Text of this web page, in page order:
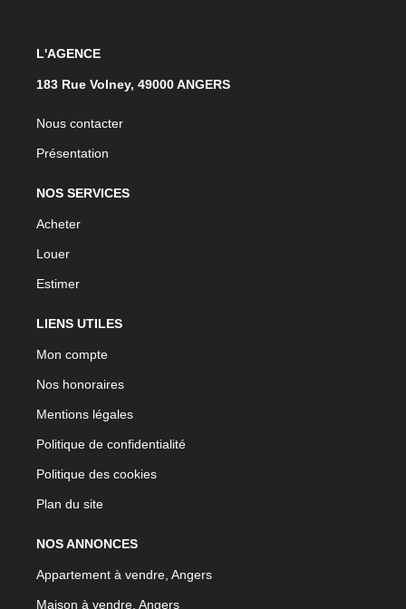
L'AGENCE
183 Rue Volney, 49000 ANGERS
Nous contacter
Présentation
NOS SERVICES
Acheter
Louer
Estimer
LIENS UTILES
Mon compte
Nos honoraires
Mentions légales
Politique de confidentialité
Politique des cookies
Plan du site
NOS ANNONCES
Appartement à vendre, Angers
Maison à vendre, Angers